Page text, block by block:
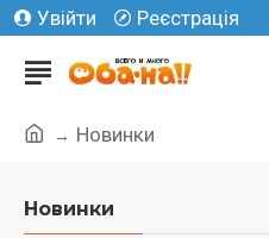
Увійти Реєстрація
Новинки
Новинки